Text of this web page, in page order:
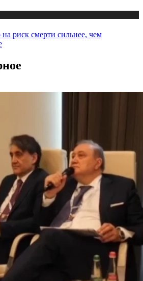
риск смерти сильнее, чем